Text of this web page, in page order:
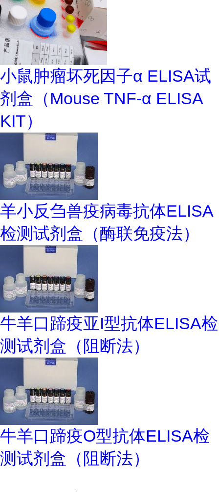
小鼠肿瘤坏死因子α ELISA试
剂盒（Mouse TNF-α ELISA
KIT）
羊小反刍兽疫病毒抗体ELISA
检测试剂盒（酶联免疫法）
牛羊口蹄疫亚I型抗体ELISA检
测试剂盒（阻断法）
牛羊口蹄疫O型抗体ELISA检
测试剂盒（阻断法）